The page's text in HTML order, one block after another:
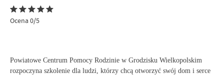
Ocena 0/5
Powiatowe Centrum Pomocy Rodzinie w Grodzisku Wielkopolskim
rozpoczyna szkolenie dla ludzi, którzy chcą otworzyć swój dom i serce